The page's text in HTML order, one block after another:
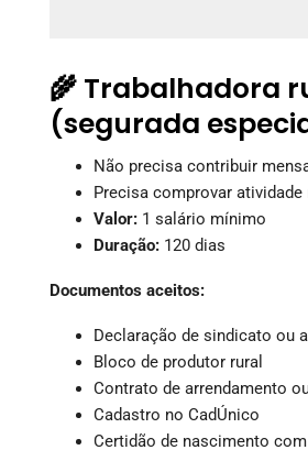
🌾 Trabalhadora
(segurada
Não precisa contribuir
Precisa comprovar atividade
Valor: 1 salário mínimo
Duração: 120 dias
Documentos aceitos:
Declaração de sindicato ou
Bloco de produtor rural
Contrato de arrendamento
Cadastro no CadÚnico
Certidão de nascimento